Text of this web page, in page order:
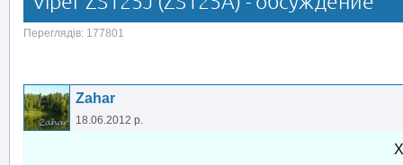
Переглядів: 177801
Zahar
18.06.2012 р.